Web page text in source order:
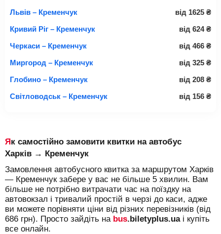
Львів – Кременчук
від 1625 ₴
Кривий Ріг – Кременчук
від 624 ₴
Черкаси – Кременчук
від 466 ₴
Миргород – Кременчук
від 325 ₴
Глобино – Кременчук
від 208 ₴
Світловодськ – Кременчук
від 156 ₴
Як самостійно замовити квитки на автобус
Харків → Кременчук
Замовлення автобусного квитка за маршрутом Харків
— Кременчук забере у вас не більше 5 хвилин. Вам
більше не потрібно витрачати час на поїздку на
автовокзал і тривалий простій в черзі до каси, адже
ви можете порівняти ціни від різних перевізників (від
686 грн). Просто зайдіть на bus.biletyplus.uaі купіть
все онлайн.